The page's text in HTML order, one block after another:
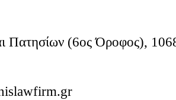
Πατησίων (6ος Όροφος),